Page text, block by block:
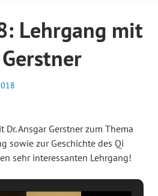
Lehrgang mit
Ansgar Gerstner zum Thema
sowie zur Geschichte des Qi
sehr interessanten Lehrgang!